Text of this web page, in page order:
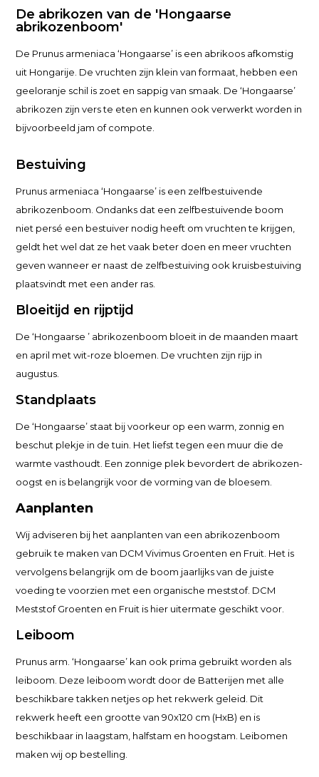
De abrikozen van de 'Hongaarse
abrikozenboom'
De Prunus armeniaca ‘Hongaarse’ is een abrikoos afkomstig
uit Hongarije. De vruchten zijn klein van formaat, hebben een
geeloranje schil is zoet en sappig van smaak. De ‘Hongaarse’
abrikozen zijn vers te eten en kunnen ook verwerkt worden in
bijvoorbeeld jam of compote.
Bestuiving
Prunus armeniaca ‘Hongaarse’ is een zelfbestuivende
abrikozenboom. Ondanks dat een zelfbestuivende boom
niet persé een bestuiver nodig heeft om vruchten te krijgen,
geldt het wel dat ze het vaak beter doen en meer vruchten
geven wanneer er naast de zelfbestuiving ook kruisbestuiving
plaatsvindt met een ander ras.
Bloeitijd en rijptijd
De ‘Hongaarse ’ abrikozenboom bloeit in de maanden maart
en april met wit-roze bloemen. De vruchten zijn rijp in
augustus.
Standplaats
De ‘Hongaarse’ staat bij voorkeur op een warm, zonnig en
beschut plekje in de tuin. Het liefst tegen een muur die de
warmte vasthoudt. Een zonnige plek bevordert de abrikozen-
oogst en is belangrijk voor de vorming van de bloesem.
Aanplanten
Wij adviseren bij het aanplanten van een abrikozenboom
gebruik te maken van DCM Vivimus Groenten en Fruit. Het is
vervolgens belangrijk om de boom jaarlijks van de juiste
voeding te voorzien met een organische meststof. DCM
Meststof Groenten en Fruit is hier uitermate geschikt voor.
Leiboom
Prunus arm. ‘Hongaarse’ kan ook prima gebruikt worden als
leiboom. Deze leiboom wordt door de Batterijen met alle
beschikbare takken netjes op het rekwerk geleid. Dit
rekwerk heeft een grootte van 90x120 cm (HxB) en is
beschikbaar in laagstam, halfstam en hoogstam. Leibomen
maken wij op bestelling.